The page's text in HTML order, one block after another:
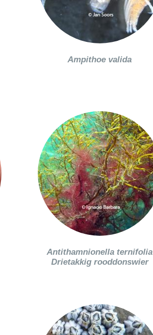
Ampithoe valida
Antithamnionella ternifolia
Drietakkig rooddonswier